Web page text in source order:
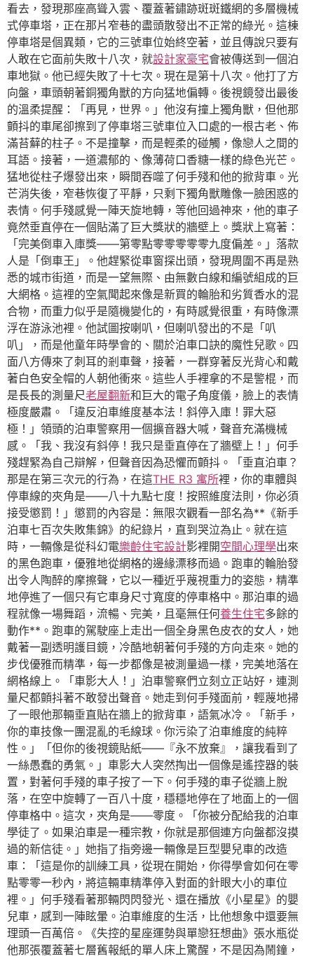
看去，發現那座高聳入雲、覆蓋著鏽跡斑斑鐵網的多層機械
式停車塔，正在那片窄巷的盡頭散發出不正常的綠光。這棟
停車塔是個異類，它的三號車位始終空著，並且傳說只要有
人敢在它面前失敗十八次，就設計家豪宅會被傳送到一個泊
車地獄。他已經失敗了十七次。現在是第十八次。他打了方
向盤，車頭朝著銅獨角獸的方向猛地偏轉。後視鏡發出最後
的溫柔提醒：「再見，世界。」他沒有撞上獨角獸，但他那
顫抖的車尾卻擦到了停車塔三號車位入口處的一根古老、佈
滿苔蘚的柱子。不是撞擊，而是輕柔的碰觸，像戀人之間的
耳語。接著，一道濃郁的、像薄荷口香糖一樣的綠色光芒。
猛地從柱子爆發出來，瞬間吞噬了何手殘和他的掀背車。光
芒消失後，窄巷恢復了平靜，只剩下獨角獸雕像一臉困惑的
表情。何手殘感覺一陣天旋地轉，等他回過神來，他的車子
竟然垂直停在一個貼滿了巨大獎狀的牆壁上。獎狀上寫著：
「完美倒車入庫獎——第零點零零零零零九度偏差。」落款
人是「倒車王」。他趕緊從車窗探出頭，發現周圍不再是熟
悉的城市街道，而是一望無際、由無數白線和編號組成的巨
大網格。這裡的空氣聞起來像是新買的輪胎和劣質香水的混
合物，而重力似乎是隨機變化的，有時感覺很重，有時像漂
浮在游泳池裡。他試圖按喇叭，但喇叭發出的不是「叭
叭」，而是他童年時學會的、關於泊車口訣的魔性兒歌。四
面八方傳來了刺耳的剎車聲，接著，一群穿著反光背心和戴
著白色安全帽的人朝他衝來。這些人手裡拿的不是警棍，而
是長長的測量尺老屋翻新和巨大的電子角度儀，臉上的表情
極度嚴肅。「違反泊車維度基本法！斜停入庫！罪大惡
極！」領頭的泊車警察用一個擴音器大喊，聲音充滿機械
感。「我、我沒有斜停！我只是垂直停在了牆壁上！」何手
殘趕緊為自己辯解，但聲音因為恐懼而顫抖。「垂直泊車？
那是在第三次元的行為，在這THE R3 寓所裡，你的車體與
停車線的夾角是——八十九點七度！按照維度法則，你必須
接受懲罰！」懲罰的內容是：無限次觀看一部名為**《新手
泊車七百次失敗集錦》的紀錄片，直到哭泣為止。就在這
時，一輛像是從科幻電樂齡住宅設計影裡開空間心理學出來
的黑色跑車，優雅地從網格的邊緣漂移而過。跑車的輪胎發
出令人陶醉的摩擦聲，它以一種近乎蔑視重力的姿態，精準
地停進了一個只有它車身尺寸寬度的停車格中。那泊車的過
程就像一場舞蹈，流暢、完美，且毫無任何養生住宅多餘的
動作**。跑車的駕駛座上走出一個全身黑色皮衣的女人，她
戴著一副透明護目鏡，冷酷地朝著何手殘的方向走來。她的
步伐優雅而精準，每一步都像是被測量過一樣，完美地落在
網格線上。「車影大人！」泊車警察們立刻立正站好，連測
量尺都顫抖著不敢發出聲音。她走到何手殘面前，輕蔑地掃
了一眼他那輛垂直貼在牆上的掀背車，語氣冰冷。「新手，
你的車技像一團混亂的毛線球。你污染了泊車維度的純粹
性。」「但你的後視鏡貼紙——『永不放棄』，讓我看到了
一絲愚蠢的勇氣。」車影大人突然掏出一個像是遙控器的裝
置，對著何手殘的車子按了一下。何手殘的車子從牆上脫
落，在空中旋轉了一百八十度，穩穩地停在了地面上的一個
停車格中。這次，夾角是——零度。「你被分配給我的泊車
學徒了。如果泊車是一種宗教，你就是那個連方向盤都沒摸
過的新信徒。」她指了指旁邊一輛像是巨型嬰兒車的改造
車：「這是你的訓練工具，從現在開始，你得學會如何在零
點零零一秒內，將這輛車精準停入對面的針眼大小的車位
裡。」何手殘看著那輛閃閃發光、還在播放《小星星》的嬰
兒車，感到一陣眩暈。泊車維度的生活，比他想象中還要無
理頭一百萬倍。《失控的星座運勢與單戀狂想曲》張水瓶從
他那張覆蓋著七層舊報紙的單人床上驚醒，不是因為鬧鐘，